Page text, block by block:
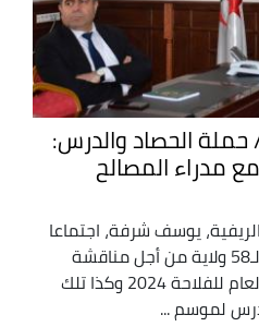
حملة الحصاد والدرس:
مدراء المصالح
يوسف شرفة، اجتماعا
مع مدراء المصالح الفلاحية لـ58 ولاية من أجل مناقشة
التحضيرات الخاصة بالإحصاء العام للفلاحة 2024 وكذا تلك
لموسم ...